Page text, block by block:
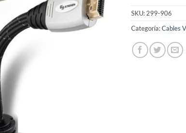
SKU:299-906
Categoría:Cables